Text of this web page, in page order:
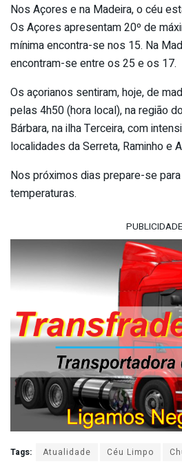
Nos Açores e na Madeira, o céu
Os Açores apresentam 20º de
mínima encontra-se nos 15. Na
encontram-se entre os 25 e os 17.
Os açorianos sentiram, hoje, de
pelas 4h50 (hora local), na região
Bárbara, na ilha Terceira, com
localidades da Serreta, Raminho e
Nos próximos dias prepare-se
temperaturas.
PUBLICIDADE
Tags: Atualidade Céu Limpo